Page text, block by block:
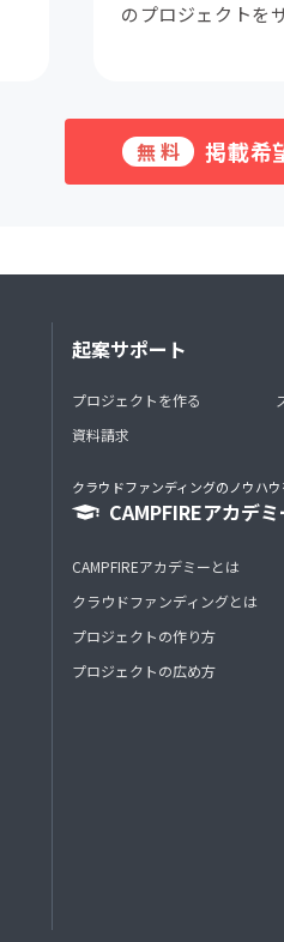
のプロジェクトを
無料 掲載希
起案サポート
プロジェクトを作る
資料請求
クラウドファンディングのノウハ
CAMPFIREアカデミ
CAMPFIREアカデミーとは
クラウドファンディングとは
プロジェクトの作り方
プロジェクトの広め方